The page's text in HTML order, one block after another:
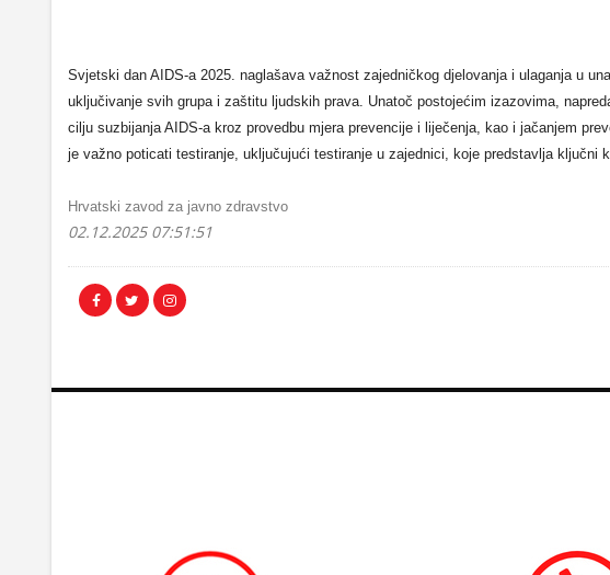
Svjetski dan AIDS-a 2025. naglašava važnost zajedničkog djelovanja i ulaganja u
uključivanje svih grupa i zaštitu ljudskih prava. Unatoč postojećim izazovima,
cilju suzbijanja AIDS-a kroz provedbu mjera prevencije i liječenja, kao i jačanjem
je važno poticati testiranje, uključujući testiranje u zajednici, koje predstavlja ključni
Hrvatski zavod za javno zdravstvo
02.12.2025 07:51:51